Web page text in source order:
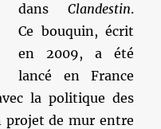
dans Clandestin.
Ce bouquin, écrit
en 2009, a été
lancé en France
la politique des
projet de mur entre